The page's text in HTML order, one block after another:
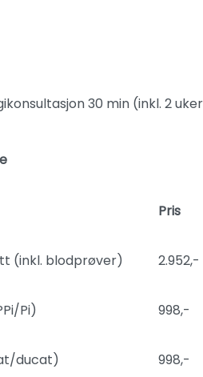
30 min (inkl. 2
Pris
(inkl. blodprøver) 2.952,-
Pi) 998,-
ducat) 998,-